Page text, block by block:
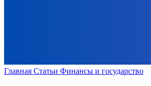
Главная Статьи Финансы и государство